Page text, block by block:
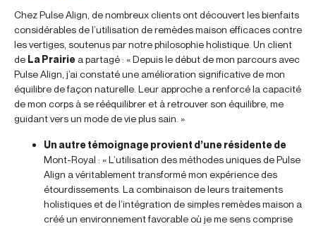
Chez Pulse Align, de nombreux clients ont découvert les bienfaits
considérables de l’utilisation de remèdes maison efficaces contre
les vertiges, soutenus par notre philosophie holistique. Un client
de La Prairie a partagé : « Depuis le début de mon parcours avec
Pulse Align, j’ai constaté une amélioration significative de mon
équilibre de façon naturelle. Leur approche a renforcé la capacité
de mon corps à se rééquilibrer et à retrouver son équilibre, me
guidant vers un mode de vie plus sain. »
Un autre témoignage provient d’une résidente de
Mont-Royal : « L’utilisation des méthodes uniques de Pulse
Align a véritablement transformé mon expérience des
étourdissements. La combinaison de leurs traitements
holistiques et de l’intégration de simples remèdes maison a
créé un environnement favorable où je me sens comprise